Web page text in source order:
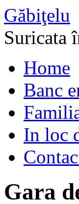
Găbiţelu
Suricata
Home
Banc
In loc
Gara